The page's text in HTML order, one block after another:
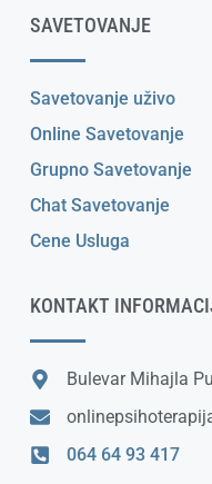
SAVETOVANJE
Savetovanje uživo
Online Savetovanje
Grupno Savetovanje
Chat Savetovanje
Cene Usluga
KONTAKT
Bulevar Mihajla
064 64 93 417